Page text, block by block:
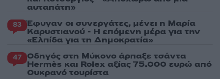
αυταπάτη»
83 Έφυγαν οι συνεργάτες, μένει η Μαρία
Καρυστιανού - Η επόμενη μέρα για την
«Ελπίδα για τη Δημοκρατία»
47 Οδηγός στη Μύκονο άρπαξε τσάντα
Hermès και Rolex αξίας 75.000 ευρώ από
Ουκρανό τουρίστα